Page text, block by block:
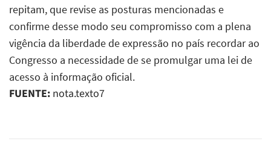
repitam, que revise as posturas mencionadas e
confirme desse modo seu compromisso com a plena
vigência da liberdade de expressão no país recordar ao
Congresso a necessidade de se promulgar uma lei de
acesso à informação oficial.
FUENTE: nota.texto7